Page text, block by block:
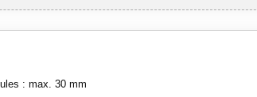
: max. 30 mm